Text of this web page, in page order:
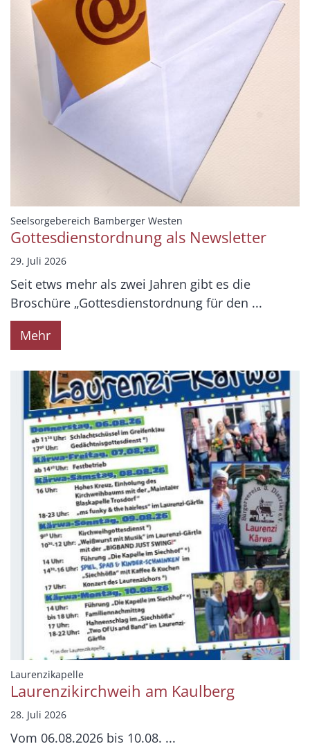
Seelsorgebereich Bamberger Westen
Gottesdienstordnung als Newsletter
29. Juli 2026
Seit etws mehr als zwei Jahren gibt es die
Broschüre „Gottesdienstordnung für den ...
Mehr
Laurenzikapelle:
Laurenzikirchweih am Kaulberg
28. Juli 2026
Vom 06.08.2026 bis 10.08. ...